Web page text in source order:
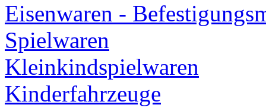
Eisenwaren -
Spielwaren
Kleinkindspielwaren
Kinderfahrzeuge